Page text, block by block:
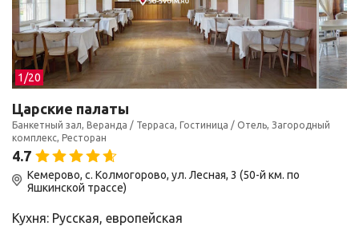
1/20
Царские палаты
Банкетный зал, Веранда / Терраса, Гостиница / Отель, Загородный
комплекс, Ресторан
4.7
Кемерово, с. Колмогорово, ул. Лесная, 3 (50-й км. по
Яшкинской трассе)
Кухня: Русская, европейская